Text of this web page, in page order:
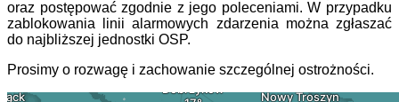
oraz postępować zgodnie z jego poleceniami. W przypadku
zablokowania linii alarmowych zdarzenia można zgłaszać
do najbliższej jednostki OSP.
Prosimy o rozwagę i zachowanie szczególnej ostrożności.